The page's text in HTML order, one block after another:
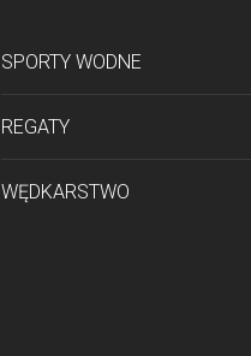
SPORTY WODNE
REGATY
WĘDKARSTWO